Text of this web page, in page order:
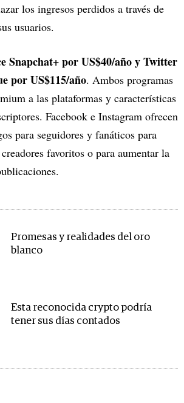
los ingresos perdidos a través de
usuarios.
Snapchat+ por US$40/año y Twitter
por US$115/año. Ambos programas
a las plataformas y características
Facebook e Instagram ofrecen
para seguidores y fanáticos para
favoritos o para aumentar la
Promesas y realidades del oro
blanco
Esta reconocida crypto podría
tener sus días contados